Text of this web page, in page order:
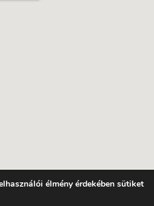
élmény érdekében sütiket